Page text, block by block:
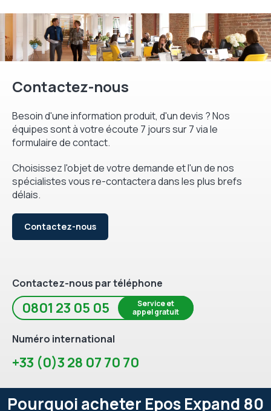
Contactez-nous
Besoin d'une information produit, d'un devis ? Nos
équipes sont à votre écoute 7 jours sur 7 via le
formulaire de contact.
Choisissez l'objet de votre demande et l'un de nos
spécialistes vous re-contactera dans les plus brefs
délais.
Contactez-nous
Contactez-nous par téléphone
0801 23 05 05
Service et
appel gratuit
Numéro international
+33 (0)3 28 07 70 70
Pourquoi acheter Epos Expand 80